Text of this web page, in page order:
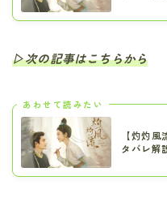
▷次の記事はこちらから
あわせて読みたい
【灼灼
タバレ解